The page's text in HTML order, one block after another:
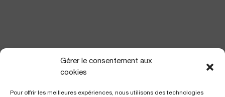
Gérer le consentement aux
cookies
Pour offrir les meilleures expériences, nous utilisons des technologies
NOUS TROUVER